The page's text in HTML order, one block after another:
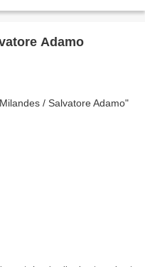
Adamo